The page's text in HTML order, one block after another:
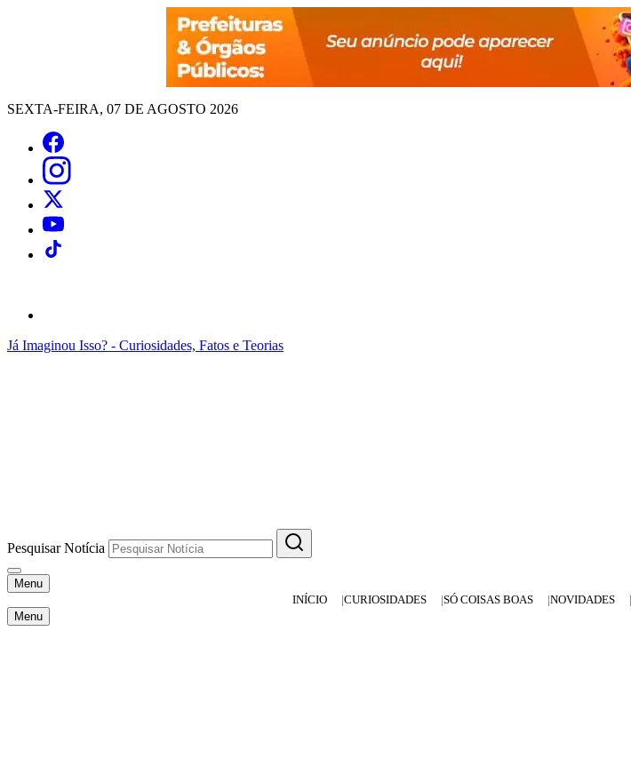
SEXTA-FEIRA, 07 DE AGOSTO 2026
Já Imaginou Isso? - Curiosidades, Fatos e Teorias
Pesquisar Notícia
Menu
INÍCIO
CURIOSIDADES SÓ COISAS BOAS NOVIDADES
Menu